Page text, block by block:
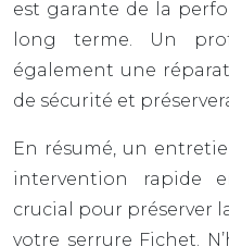
est garante de la
long terme. Un
également une
de sécurité et
En résumé, un
intervention rapide
crucial pour préserver
votre serrure Fichet.